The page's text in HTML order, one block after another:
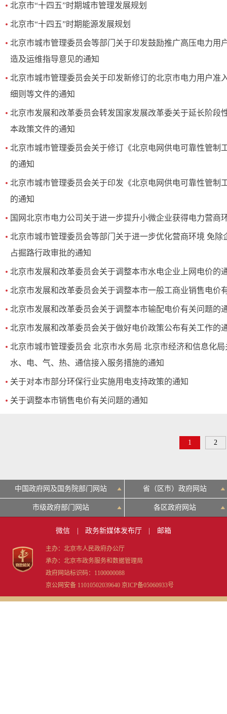
北京市“十四五”时期城市管理发展规划
北京市“十四五”时期能源发展规划
北京市城市管理委员会等部门关于印发鼓励推广高压电力用
造及运维指导意见的通知
北京市城市管理委员会关于印发新修订的北京市电力用户准
细则等文件的通知
北京市发展和改革委员会转发国家发展改革委关于延长阶段
本政策文件的通知
北京市城市管理委员会关于修订《北京电网供电可靠性管制
的通知
北京市城市管理委员会关于印发《北京电网供电可靠性管制
的通知
国网北京市电力公司关于进一步提升小微企业获得电力营商
北京市城市管理委员会等部门关于进一步优化营商环境 免除
占掘路行政审批的通知
北京市发展和改革委员会关于调整本市水电企业上网电价的
北京市发展和改革委员会关于调整本市一般工商业销售电价
北京市发展和改革委员会关于调整本市输配电价有关问题的
北京市发展和改革委员会关于做好电价政策公布有关工作的
北京市城市管理委员会 北京市水务局 北京市经济和信息化
水、电、气、热、通信接入服务措施的通知
关于对本市部分环保行业实施用电支持政策的通知
关于调整本市销售电价有关问题的通知
1 2
中国政府网及国务院部门网站 省（区市）政府网站
市级政府部门网站 各区政府网站
微信 政务新媒体发布厅 邮箱
主办：北京市人民政府办公厅
承办：北京市政务服务和数据管理局
政府网站标识码：1100000088
京公网安备 11010502039640 京ICP备05060933号